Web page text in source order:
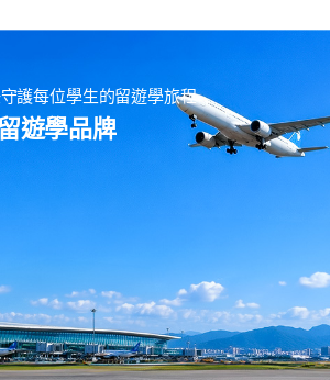
護每位學生的留遊學旅程
遊學品牌